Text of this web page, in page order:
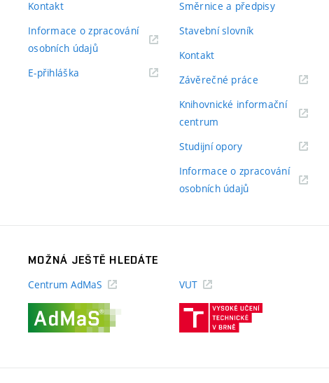
Kontakt
Informace o zpracování
osobních údajů(externí
E-přihláška
Směrnice a předpisy
Stavební slovník
Kontakt
Závěrečné práce(externí
Knihovnické informační
centrum
Studijní opory(externí
Informace o zpracování
osobních údajů(externí
MOŽNÁ JEŠTĚ HLEDÁTE
Centrum AdMaS
VUT
(externí